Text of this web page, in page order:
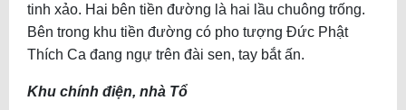
tinh xảo. Hai bên tiền đường là hai lầu chuông trống.
Bên trong khu tiền đường có pho tượng Đức Phật
Thích Ca đang ngự trên đài sen, tay bắt ấn.
Khu chính điện, nhà Tổ